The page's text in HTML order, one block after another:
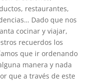
restaurantes,
Dado que nos
cocinar y viajar,
recuerdos los
que ir ordenando
manera y nada
que a través de este